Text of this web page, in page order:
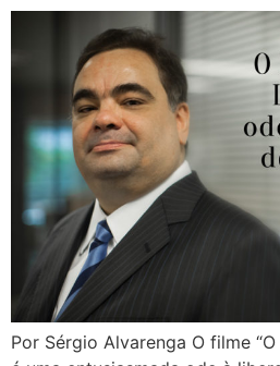
Por Sérgio Alvarenga O filme